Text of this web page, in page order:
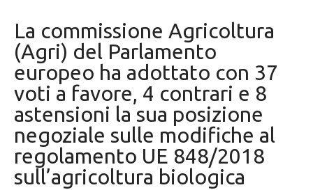
La commissione Agricoltura
(Agri) del Parlamento
europeo ha adottato con 37
voti a favore, 4 contrari e 8
astensioni la sua posizione
negoziale sulle modifiche al
regolamento UE 848/2018
sull’agricoltura biologica